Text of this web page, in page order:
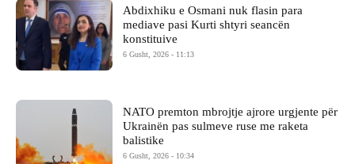
Abdixhiku e Osmani nuk flasin para
mediave pasi Kurti shtyri seancën
konstituive
6 Gusht, 2026 - 11:13
NATO premton mbrojtje ajrore urgjente për
Ukrainën pas sulmeve ruse me raketa
balistike
6 Gusht, 2026 - 10:34